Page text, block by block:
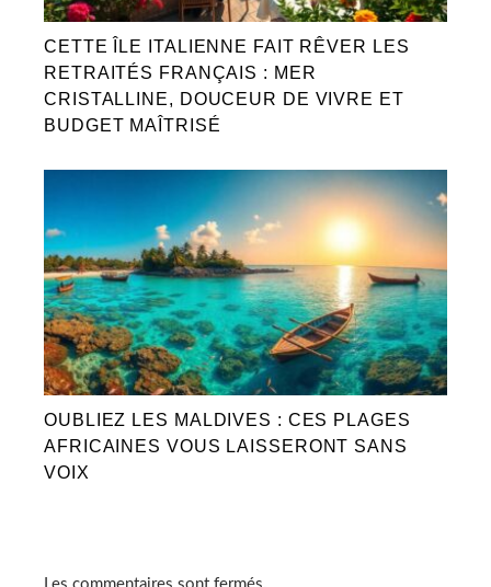
CETTE ÎLE ITALIENNE FAIT RÊVER LES
RETRAITÉS FRANÇAIS : MER
CRISTALLINE, DOUCEUR DE VIVRE ET
BUDGET MAÎTRISÉ
OUBLIEZ LES MALDIVES : CES PLAGES
AFRICAINES VOUS LAISSERONT SANS
VOIX